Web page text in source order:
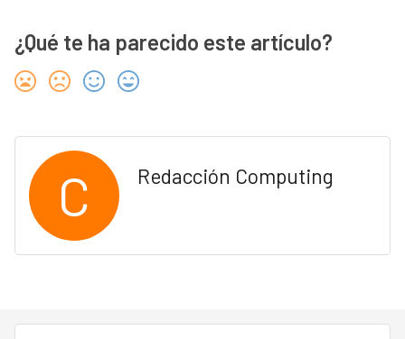
¿Qué te ha parecido este artículo?
C Redacción Computing